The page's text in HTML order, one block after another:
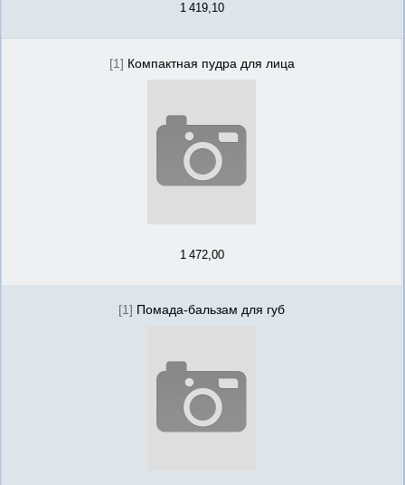
1 419,10
[1] Компактная пудра для лица
1 472,00
[1] Помада-бальзам для губ